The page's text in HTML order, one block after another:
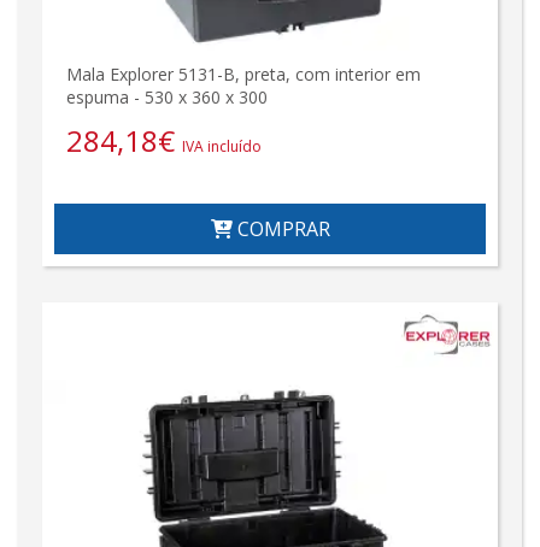
Mala Explorer 5131-B, preta, com interior em
espuma - 530 x 360 x 300
284,18€ IVA incluído
COMPRAR